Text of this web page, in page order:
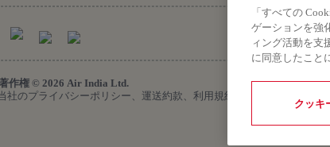
作権 © 2026 Air India Ltd.
社のプライバシーポリシー、運送約款、利用規約への同意を意味しま
「すべての
ゲーションを強
ィング活動を支
に同意したこと
クッキ